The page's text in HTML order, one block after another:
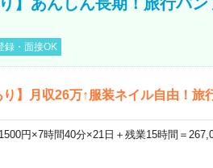
録・面接OK
】月収26万↑服装ネイル自由！旅
円×7時間40分×21日＋残業15時間＝